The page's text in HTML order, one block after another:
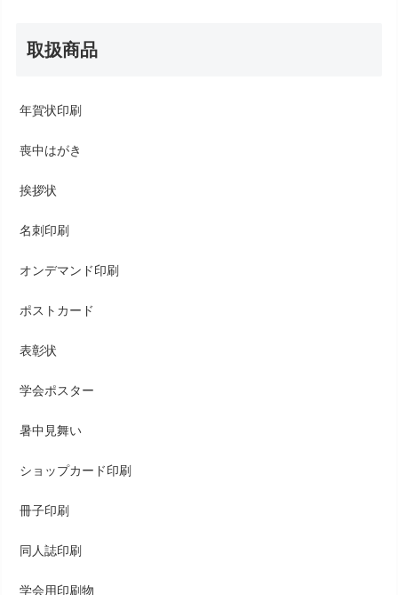
取扱商品
年賀状印刷
喪中はがき
挨拶状
名刺印刷
オンデマンド印刷
ポストカード
表彰状
学会ポスター
暑中見舞い
ショップカード印刷
冊子印刷
同人誌印刷
学会用印刷物